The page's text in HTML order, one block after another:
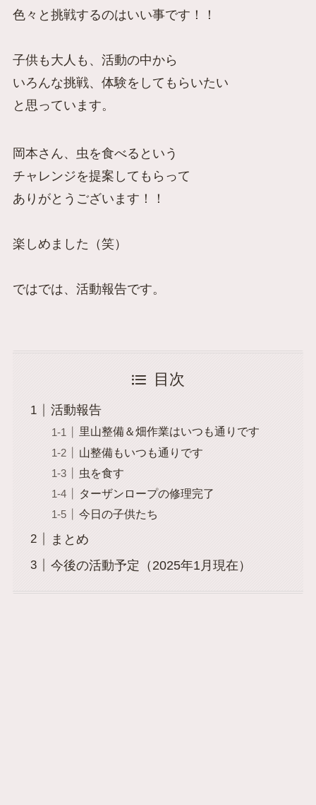
色々と挑戦するのはいい事です！！
子供も大人も、活動の中から
いろんな挑戦、体験をしてもらいたい
と思っています。
岡本さん、虫を食べるという
チャレンジを提案してもらって
ありがとうございます！！
楽しめました（笑）
ではでは、活動報告です。
目次
活動報告
里山整備＆畑作業はいつも通りです
山整備もいつも通りです
虫を食す
ターザンロープの修理完了
今日の子供たち
まとめ
今後の活動予定（2025年1月現在）